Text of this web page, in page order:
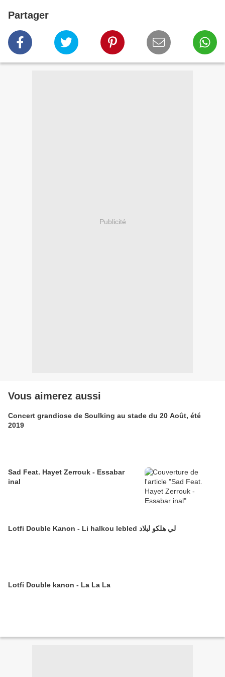
Partager
Publicité
Vous aimerez aussi
Concert grandiose de Soulking au stade du 20 Août, été
2019
Sad Feat. Hayet Zerrouk - Essabar
inal
Lotfi Double Kanon - Li halkou lebled لي هلكو لبلاد
Lotfi Double kanon - La La La